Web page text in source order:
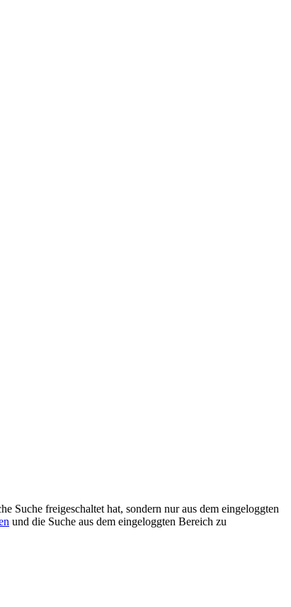
Suche freigeschaltet hat, sondern nur aus dem eingeloggten
und die Suche aus dem eingeloggten Bereich zu